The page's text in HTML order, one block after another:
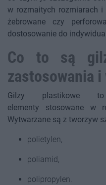
w rozmaitych rozmiarach i
żebrowane czy
dostosowanie do
Co to są
zastosowania i
Gilzy plastikowe to
elementy stosowane w
Wytwarzane są z tworzyw
polietylen,
poliamid,
polipropylen.